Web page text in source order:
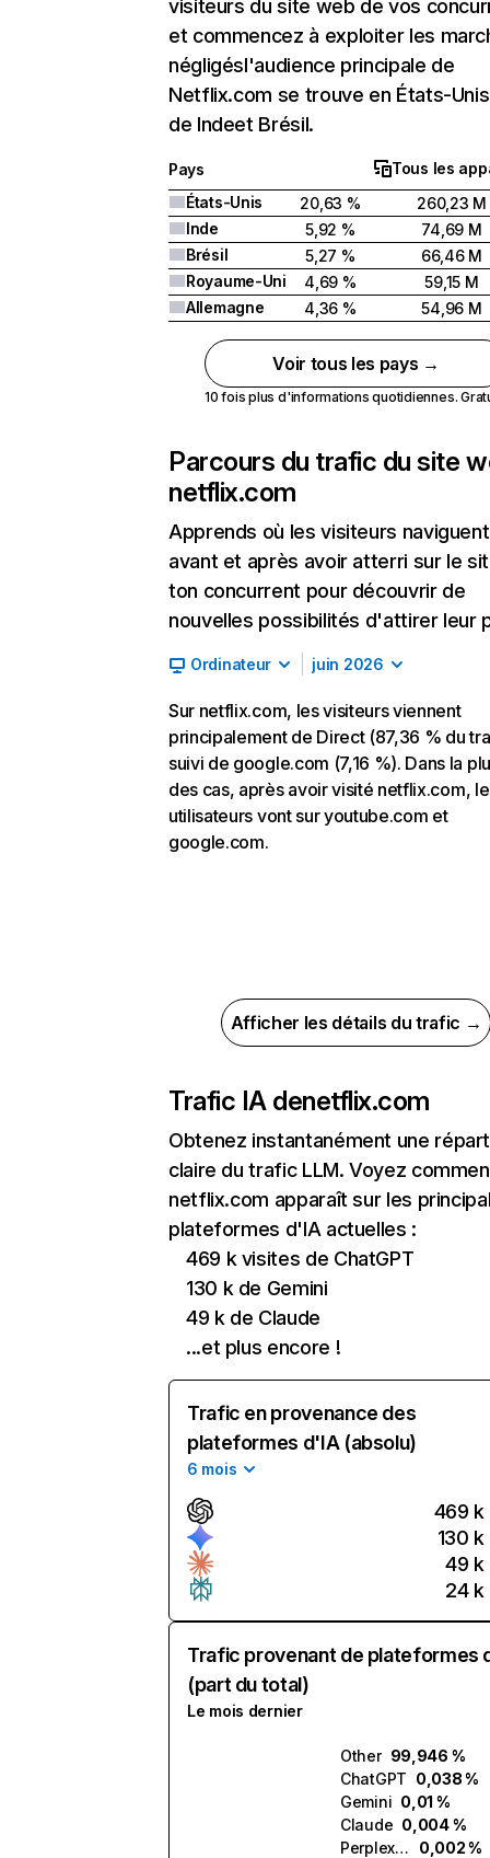
visiteurs du site web de vos
et commencez à exploiter les
négligésl'audience principale de
Netflix.com se trouve en États-
de Indeet Brésil.
Pays
Tous les
États-Unis
20,63 %
260,23 M
Inde
5,92 %
74,69 M
Brésil
5,27 %
66,46 M
Royaume-Uni
4,69 %
59,15 M
Allemagne
4,36 % 54,96 M
Voir tous les pays →
10 fois plus d'informations quotidiennes.
Parcours du trafic du site
netflix.com
Apprends où les visiteurs naviguent
avant et après avoir atterri sur le
ton concurrent pour découvrir de
nouvelles possibilités d'attirer leur
Ordinateur juin 2026
Sur netflix.com, les visiteurs viennent
principalement de Direct (87,36 % du
suivi de google.com (7,16 %). Dans la
des cas, après avoir visité netflix.com,
utilisateurs vont sur youtube.com et
google.com.
Afficher les détails du trafic →
Trafic IA denetflix.com
Obtenez instantanément une
claire du trafic LLM. Voyez
netflix.com apparaît sur les
plateformes d'IA actuelles :
469 k visites de ChatGPT
130 k de Gemini
49 k de Claude
...et plus encore !
Trafic en provenance des
plateformes d'IA (absolu)
6 mois
469 k
130 k
49 k
24 k
Trafic provenant de plateformes
(part du total)
Le mois dernier
Other 99,946 %
ChatGPT 0,038 %
Gemini 0,01 %
Claude 0,004 %
Perplexity
0,002 %